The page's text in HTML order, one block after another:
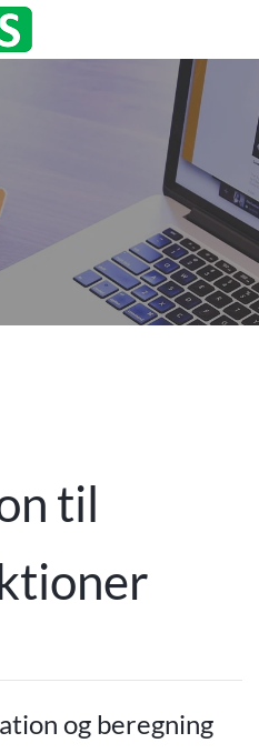
til
og beregning